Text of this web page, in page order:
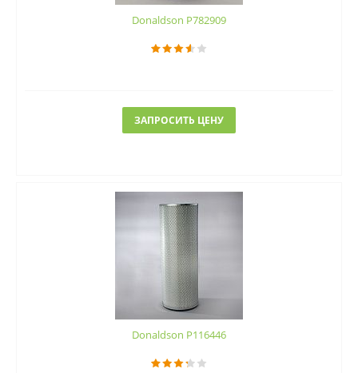
Donaldson P782909
ЗАПРОСИТЬ ЦЕНУ
Donaldson P116446